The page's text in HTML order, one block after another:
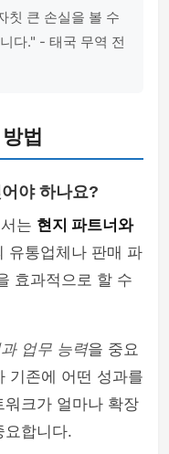
칫 큰 손실을 볼 수
다." - 태국 무역 전
법
야 하나요?
는 현지 파트너와
유통업체나 판매 파
효과적으로 할 수
업무 능력을 중요
기존에 어떤 성과를
크가 얼마나 확장
요합니다.